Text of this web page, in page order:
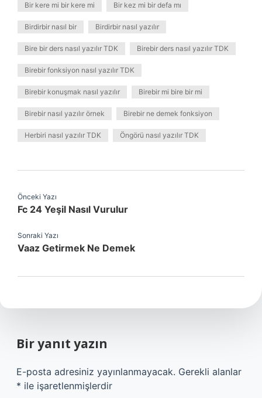
Bir kere mi bir kere mi Bir kez mi bir defa mı
Birdirbir nasıl bir Birdirbir nasıl yazılır
Bire bir ders nasıl yazılır TDK Birebir ders nasıl yazılır TDK
Birebir fonksiyon nasıl yazılır TDK
Birebir konuşmak nasıl yazılır Birebir mi bire bir mi
Birebir nasıl yazılır örnek Birebir ne demek fonksiyon
Herbiri nasıl yazılır TDK Öngörü nasıl yazılır TDK
Önceki Yazı
Fc 24 Yeşil Nasıl Vurulur
Sonraki Yazı
Vaaz Getirmek Ne Demek
Bir yanıt yazın
E-posta adresiniz yayınlanmayacak. Gerekli alanlar
* ile işaretlenmişlerdir